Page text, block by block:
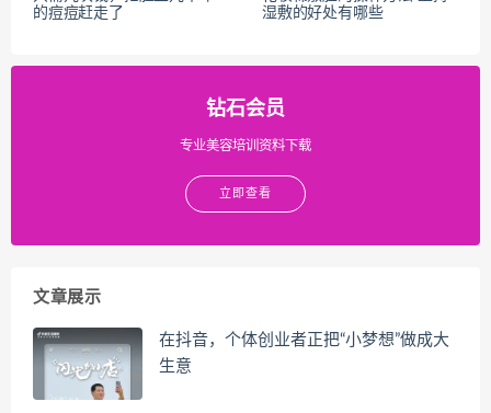
的痘痘赶走了
湿敷的好处有哪些
钻石会员
专业美容培训资料下载
立即查看
文章展示
在抖音，个体创业者正把“小梦想”做成大
生意